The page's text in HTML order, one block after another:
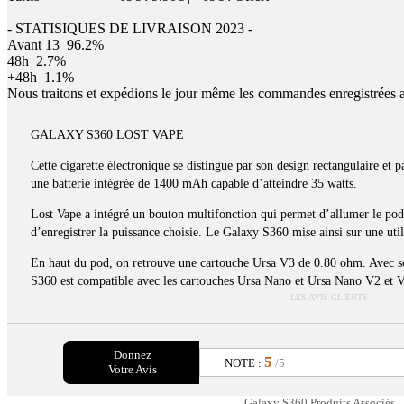
- STATISIQUES DE LIVRAISON 2023 -
Avant 13 96.2%
48h 2.7%
+48h 1.1%
Nous traitons et expédions le jour même les commandes
GALAXY S360 LOST VAPE
Cette cigarette électronique se distingue par son design rectangulaire et
une batterie intégrée de 1400 mAh capable d’atteindre 35 watts.
Lost Vape a intégré un bouton multifonction qui permet d’allumer le
d’enregistrer la puissance choisie. Le Galaxy S360 mise ainsi sur une
En haut du pod, on retrouve une cartouche Ursa V3 de 0.80 ohm.
S360 est compatible avec les cartouches Ursa Nano et Ursa Nano V2 et
LES AVIS CLIENTS
Donnez
Votre Avis
NOTE : 5 /5